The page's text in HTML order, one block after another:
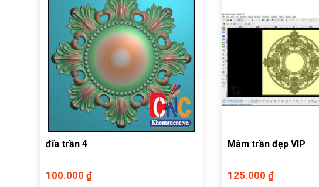
đĩa trần 4
100.000 ₫
Mâm trần đẹp VIP
125.000 ₫